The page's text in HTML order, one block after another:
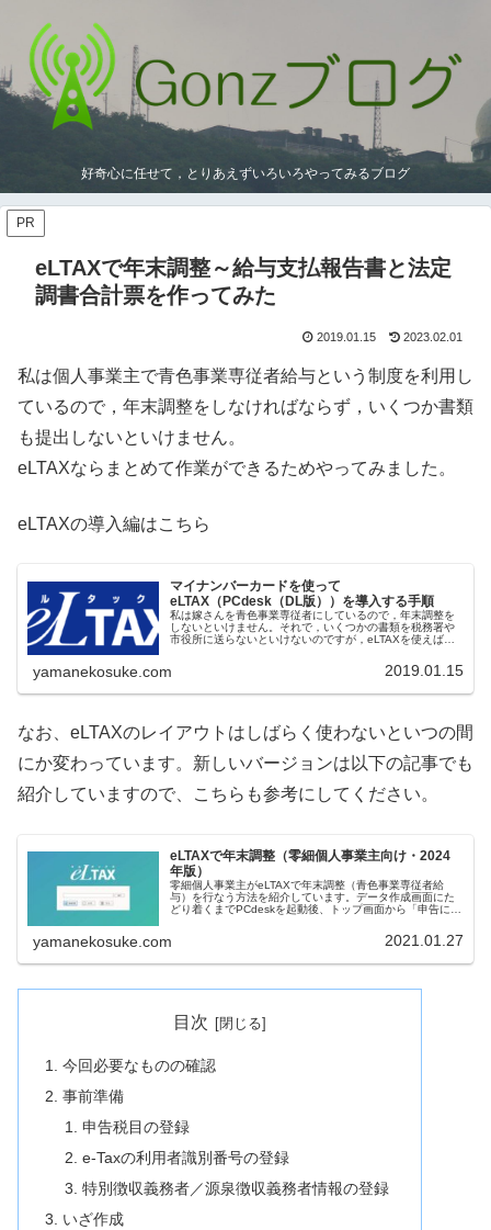
好奇心に任せて，とりあえずいろいろやってみるブログ
PR
eLTAXで年末調整～給与支払報告書と法定
調書合計票を作ってみた
2019.01.15 2023.02.01
私は個人事業主で青色事業専従者給与という制度を利用し
ているので，年末調整をしなければならず，いくつか書類
も提出しないといけません。
eLTAXならまとめて作業ができるためやってみました。
eLTAXの導入編はこちら
マイナンバーカードを使って
eLTAX（PCdesk（DL版））を導入する手順
私は嫁さんを青色事業専従者にしているので，年末調整を
しないといけません。それで，いくつかの書類を税務署や
市役所に送らないといけないのですが，eLTAXを使えばま
yamanekosuke.com 2019.01.15
なお、eLTAXのレイアウトはしばらく使わないといつの間
にか変わっています。新しいバージョンは以下の記事でも
紹介していますので、こちらも参考にしてください。
eLTAXで年末調整（零細個人事業主向け・2024
年版）
零細個人事業主がeLTAXで年末調整（青色事業専従者給
与）を行なう方法を紹介しています。データ作成画面にた
どり着くまでPCdeskを起動後、トップ画面から「申告に関
yamanekosuke.com 2021.01.27
目次
今回必要なものの確認
事前準備
申告税目の登録
e-Taxの利用者識別番号の登録
特別徴収義務者／源泉徴収義務者情報の登録
いざ作成